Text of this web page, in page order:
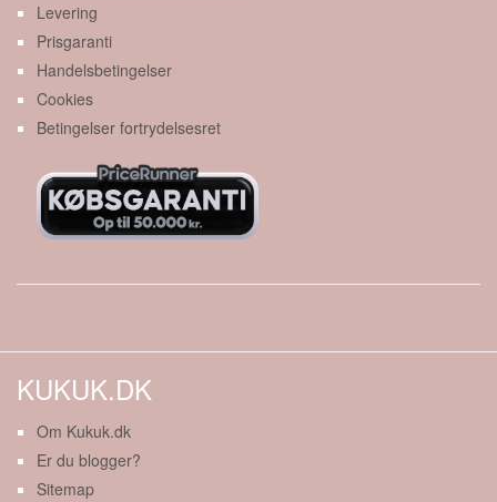
Levering
Prisgaranti
Handelsbetingelser
Cookies
Betingelser fortrydelsesret
KUKUK.DK
Om Kukuk.dk
Er du blogger?
Sitemap